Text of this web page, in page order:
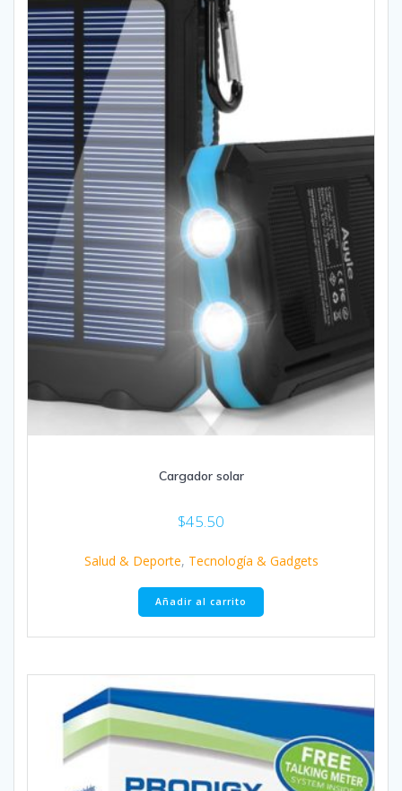
Cargador solar
$45.50
Salud & Deporte, Tecnología & Gadgets
Añadir al carrito